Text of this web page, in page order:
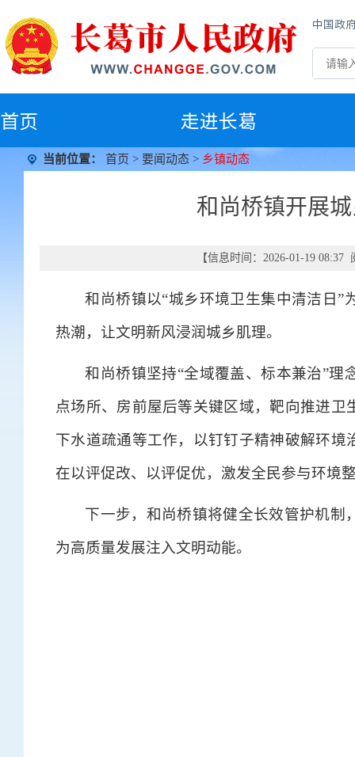
中国政
首页 走进长葛
当前位置： 首页 > 要闻动态 > 乡镇动态
和尚桥镇开展
【信息时间：2026-01-19
和尚桥镇以“城乡环境卫生集中清洁日
热潮，让文明新风浸润城乡肌理。
和尚桥镇坚持“全域覆盖、标本兼治”
点场所、房前屋后等关键区域，靶向推进
下水道疏通等工作，以钉钉子精神破解环
在以评促改、以评促优，激发全民参与环境
下一步，和尚桥镇将健全长效管护机制
为高质量发展注入文明动能。